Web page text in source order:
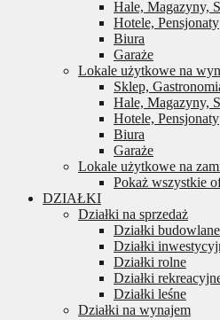
Hale, Magazyny,
Hotele, Pensjonaty
Biura
Garaże
Lokale użytkowe na
Sklep,
Hale, Magazyny,
Hotele, Pensjonaty
Biura
Garaże
Lokale użytkowe na
Pokaż wszystkie
DZIAŁKI
Działki na sprzedaż
Działki budowlane
Działki
Działki rolne
Działki
Działki leśne
Działki na wynajem